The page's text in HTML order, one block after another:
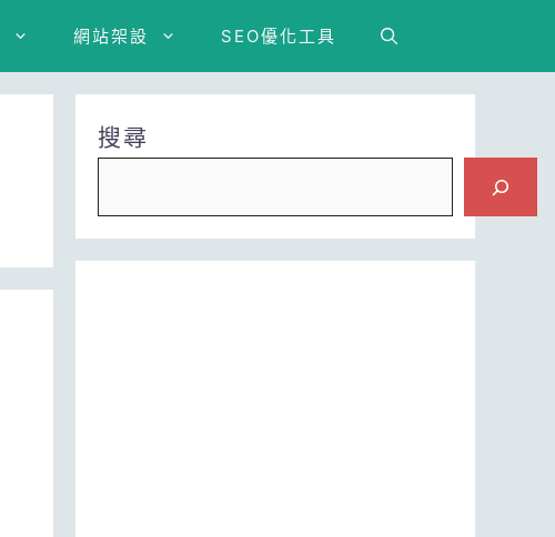
網站架設 SEO優化工具
搜尋